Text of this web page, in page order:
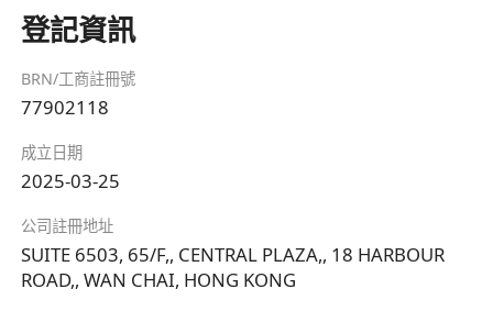
登記資訊
BRN/工商註冊號
77902118
成立日期
2025-03-25
公司註冊地址
SUITE 6503, 65/F,, CENTRAL PLAZA,, 18 HARBOUR
ROAD,, WAN CHAI, HONG KONG